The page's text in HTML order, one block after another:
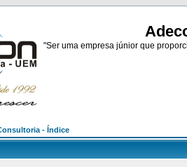
"Ser uma empresa júnior que
- Índice